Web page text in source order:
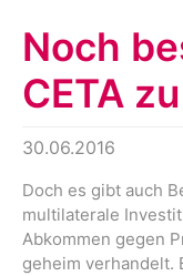
Noch
CETA
30.06.2016
Doch es gibt auch
multilaterale
Abkommen gegen
geheim verhandelt.